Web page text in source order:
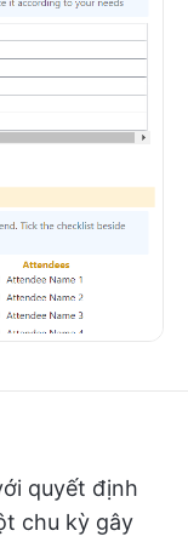
quyết định
chu kỳ gây